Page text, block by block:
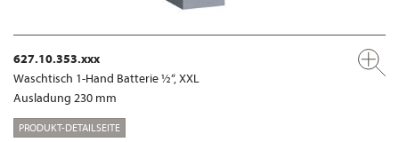
627.10.353.xxx
Waschtisch 1-Hand Batterie ½“, XXL
Ausladung 230 mm
PRODUKT-DETAILSEITE